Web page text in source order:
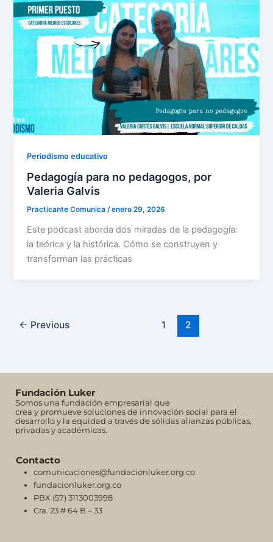
Periodismo educativo
Pedagogía para no pedagogos, por
Valeria Galvis
Practicante Comunica/enero 29, 2026
Este podcast aborda dos miradas de la pedagogía:
la teórica y la histórica. Cómo se construyen y
transforman las prácticas
← Previous 1 2
Fundación Luker
Somos una fundación empresarial que
crea y promueve soluciones de innovación social para el
desarrollo y la equidad a través de sólidas alianzas públicas,
privadas y académicas.
Contacto
comunicaciones@fundacionluker.org.co
fundacionluker.org.co
PBX (57) 3113003998
Cra. 23 # 64 B – 33